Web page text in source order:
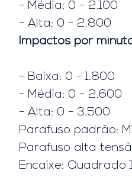
- Média: 0 - 2.100
- Alta: 0 - 2.800
Impactos por
- Baixa: 0 - 1.800
- Média: 0 - 2.600
- Alta: 0 - 3.500
Parafuso padrão:
Parafuso alta
Encaixe: Quadrado